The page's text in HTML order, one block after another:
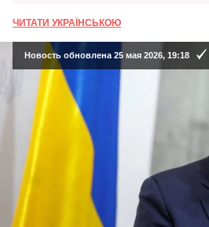
ЧИТАТИ УКРАЇНСЬКОЮ
Новость обновлена 25 мая 2026, 19:18